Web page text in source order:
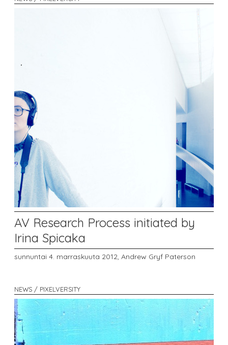
AV Research Process initiated by
Irina Spicaka
sunnuntai 4. marraskuuta 2012, Andrew Gryf Paterson
NEWS / PIXELVERSITY